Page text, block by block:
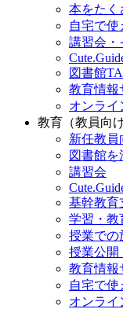
本をたく
自宅で
講習会・
図書館TA
教育情報
オンライ
教育（教員向け
新任教員
図書館
講習会
基幹教育
学習・教
授業での
授業公開
教育情報
自宅で
オンライ